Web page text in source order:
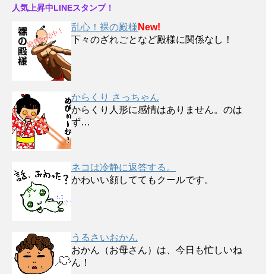
人気上昇中LINEスタンプ！
乱心！裸の殿様 New!
下々のざれごとなど殿様に関係なし！
からくり さっちゃん
からくり人形に感情はありません。のは
ず…
ネコは冷静に返答する。
かわいい顔しててもクールです。
うるさいおかん
おかん（お母さん）は、今日も忙しいね
ん！